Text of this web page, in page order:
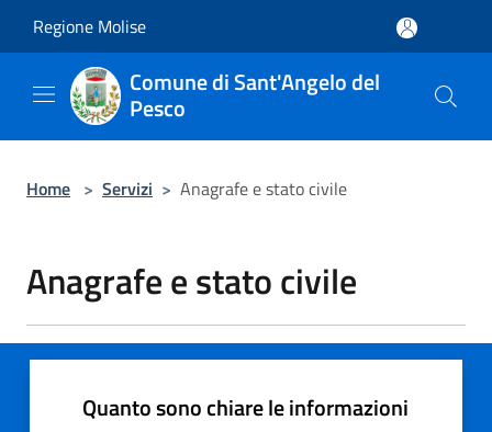
Regione Molise
Comune di Sant'Angelo del
Pesco
Home > Servizi > Anagrafe e stato civile
Anagrafe e stato civile
Quanto sono chiare le informazioni